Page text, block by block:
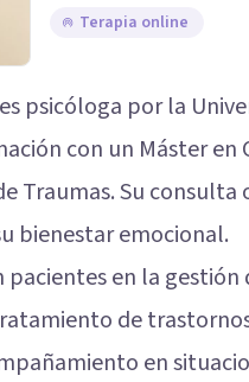
Terapia online
es psicóloga por la
con un Máster en
Traumas. Su
bienestar emocional.
en la gestión
de
en